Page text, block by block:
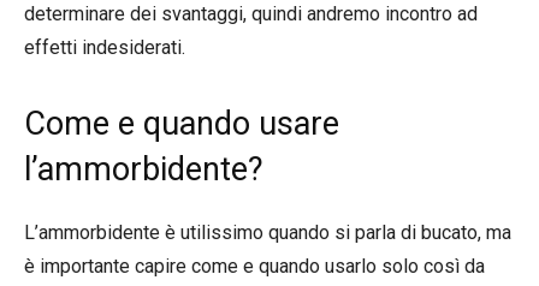
determinare dei svantaggi, quindi andremo incontro ad
effetti indesiderati.
Come e quando usare
l’ammorbidente?
L’ammorbidente è utilissimo quando si parla di bucato, ma
è importante capire come e quando usarlo solo così da